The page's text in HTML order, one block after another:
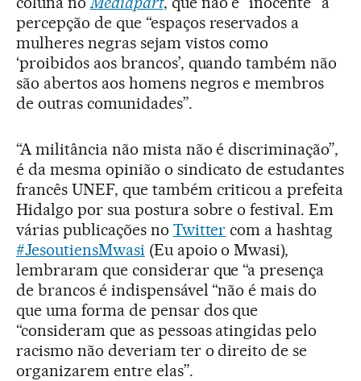
percepção de que “espaços reservados a
mulheres negras sejam vistos como
‘proibidos aos brancos’, quando também não
são abertos aos homens negros e membros
de outras comunidades”.
“A militância não mista não é discriminação”,
é da mesma opinião o sindicato de estudantes
francês UNEF, que também criticou a prefeita
Hidalgo por sua postura sobre o festival. Em
várias publicações no Twitter com a hashtag
#JesoutiensMwasi (Eu apoio o Mwasi),
lembraram que considerar que “a presença
de brancos é indispensável “não é mais do
que uma forma de pensar dos que
“consideram que as pessoas atingidas pelo
racismo não deveriam ter o direito de se
organizarem entre elas”.